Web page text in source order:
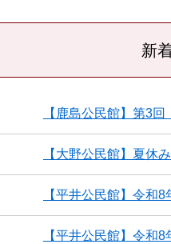
新
【鹿島公民館】第3
【大野公民館】夏休
【平井公民館】令和
【平井公民館】令和